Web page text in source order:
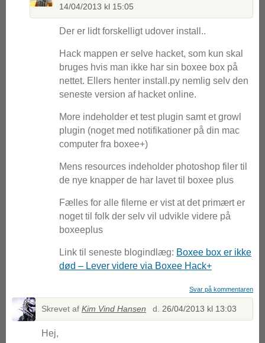
14/04/2013 kl 15:05
Der er lidt forskelligt udover install..
Hack mappen er selve hacket, som kun skal
bruges hvis man ikke har sin boxee box på
nettet. Ellers henter install.py nemlig selv den
seneste version af hacket online.
More indeholder et test plugin samt et growl
plugin (noget med notifikationer på din mac
computer fra boxee+)
Mens resources indeholder photoshop filer til
de nye knapper de har lavet til boxee plus
Fælles for alle filerne er vist at det primært er
noget til folk der selv vil udvikle videre på
boxeeplus
Link til seneste blogindlæg: Boxee box er ikke
død – Lever videre via Boxee Hack+
Svar på kommentaren
Skrevet af Kim Vind Hansen d. 26/04/2013 kl 13:03
Hej,